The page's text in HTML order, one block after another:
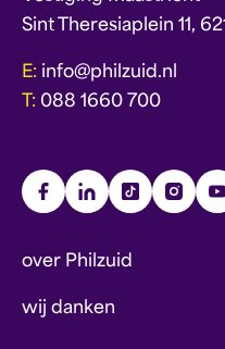
Sint Theresiaplein 11,
E: info@philzuid.nl
T: 088 1660 700
over Philzuid
wij danken